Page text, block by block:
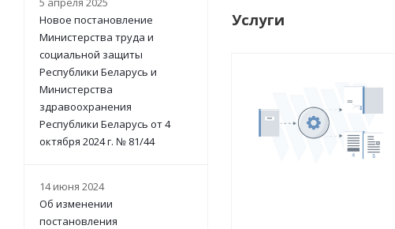
Услуги
Новое постановление
Министерства труда и
социальной защиты
Республики Беларусь и
Министерства
здравоохранения
Республики Беларусь от 4
октября 2024 г. № 81/44
14 июня 2024
Об изменении
постановления